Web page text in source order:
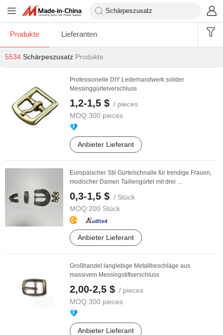
Produkte Lieferanten
5534 Schärpeszusatz Produkte
Professionelle DIY Lederhandwerk solider
Messinggürtelverschluss
1,2-1,5 $ / pieces
MOQ:300 pieces
Anbieter Lieferant
Europäischer Stil Gürtelschnalle für trendige Frauen,
modischer Damen Taillengürtel mit drei ...
0,3-1,5 $ / Stück
MOQ:200 Stück
Anbieter Lieferant
Großhandel langlebige Metallbeschläge aus
massivem Messingstiftverschluss
2,00-2,5 $ / pieces
MOQ:300 pieces
Anbieter Lieferant